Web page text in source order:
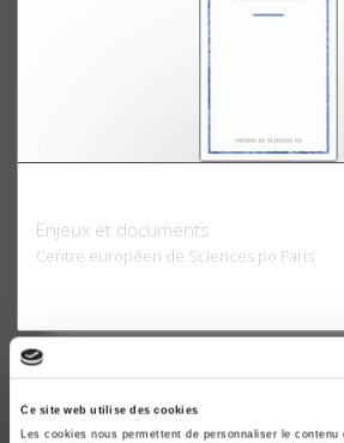
Ce site web utilise des cookies
Les cookies nous permettent de personnaliser le
Enjeux et documents
Centre européen de Sciences po Paris